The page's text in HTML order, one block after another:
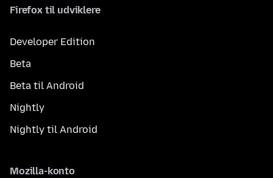
Firefox til udviklere
Developer Edition
Beta
Beta til Android
Nightly
Nightly til Android
Mozilla-konto